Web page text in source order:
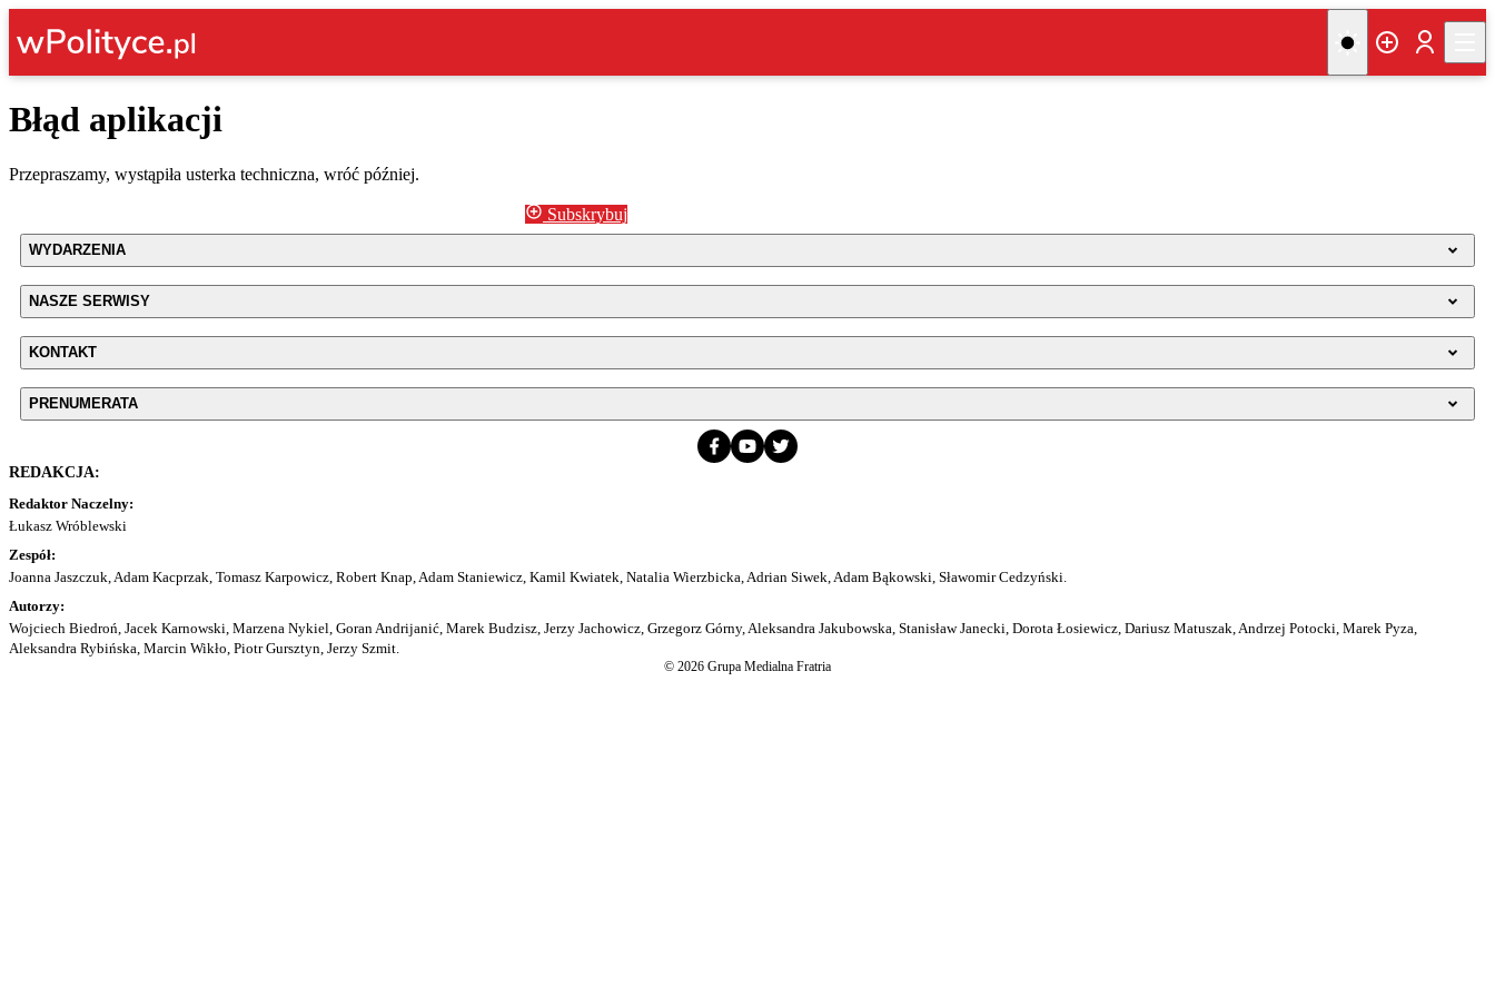
Błąd aplikacji
Przepraszamy, wystąpiła usterka techniczna, wróć później.
Subskrybuj
WYDARZENIA
NASZE SERWISY
KONTAKT
PRENUMERATA
REDAKCJA:
Redaktor Naczelny:
Łukasz Wróblewski
Zespół:
Joanna Jaszczuk, Adam Kacprzak, Tomasz Karpowicz, Robert Knap, Adam Staniewicz, Kamil Kwiatek, Natalia Wierzbicka, Adrian Siwek, Adam Bąkowski, Sławomir Cedzyński.
Autorzy:
Wojciech Biedroń, Jacek Karnowski, Marzena Nykiel, Goran Andrijanić, Marek Budzisz, Jerzy Jachowicz, Grzegorz Górny, Aleksandra Jakubowska, Stanisław Janecki, Dorota Łosiewicz, Dariusz Matuszak, Andrzej Potocki, Marek Pyza,
Aleksandra Rybińska, Marcin Wikło, Piotr Gursztyn, Jerzy Szmit.
© 2026 Grupa Medialna Fratria